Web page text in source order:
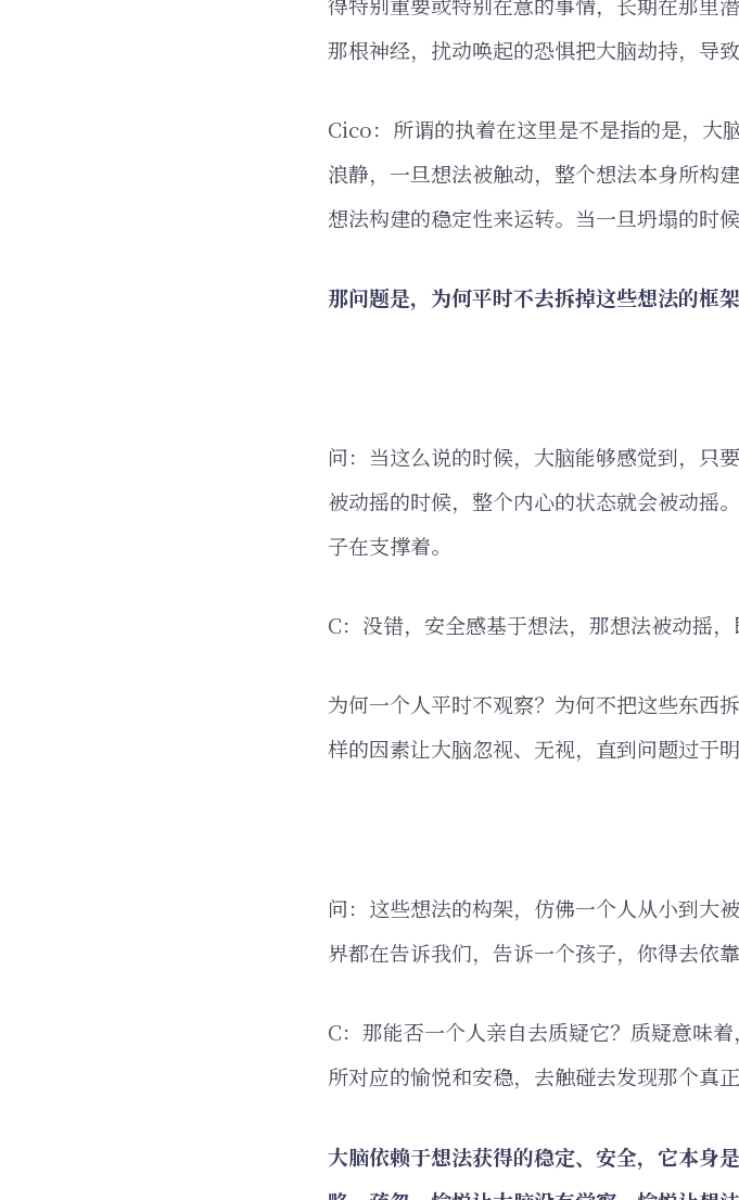
那根神经，扰动唤起的恐惧把大脑劫持，导
Cico：所谓的执着在这里是不是指的是，大
浪静，一旦想法被触动，整个想法本身所构
想法构建的稳定性来运转。当一旦坍塌的时
那问题是，为何平时不去拆掉这些想法的框架
问：当这么说的时候，大脑能够感觉到，只
被动摇的时候，整个内心的状态就会被动摇
子在支撑着。
C：没错，安全感基于想法，那想法被动摇，
为何一个人平时不观察？为何不把这些东西
样的因素让大脑忽视、无视，直到问题过于明
问：这些想法的构架，仿佛一个人从小到大
界都在告诉我们，告诉一个孩子，你得去依
C：那能否一个人亲自去质疑它？质疑意味
所对应的愉悦和安稳，去触碰去发现那个真
大脑依赖于想法获得的稳定、安全，它本身